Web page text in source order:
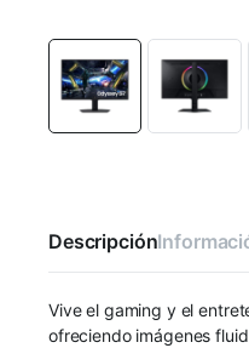
Descripción
Vive el gaming y el
ofreciendo imágenes